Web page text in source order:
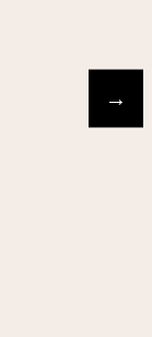
→